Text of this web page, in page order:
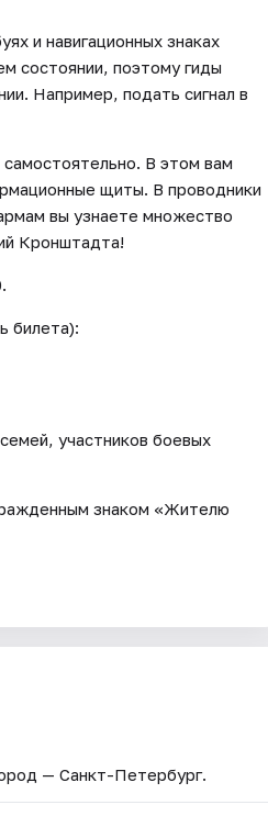
и навигационных знаках
состоянии, поэтому гиды
Например, подать сигнал в
В этом вам
щиты. В проводники
вы узнаете множество
Кронштадта!
билета):
участников боевых
знаком «Жителю
— Санкт-Петербург.